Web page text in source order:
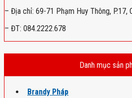
– Địa chỉ: 69-71 Phạm Huy Thông, P.17,
– ĐT: 084.2222.678
Danh mục sản
Brandy Pháp